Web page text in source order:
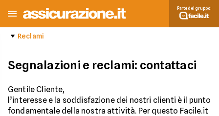
Parte del gruppo:
Reclami
Segnalazioni e reclami: contattaci
Gentile Cliente,
l’interesse e la soddisfazione dei nostri clienti è il punto
fondamentale della nostra attività. Per questo Facile.it